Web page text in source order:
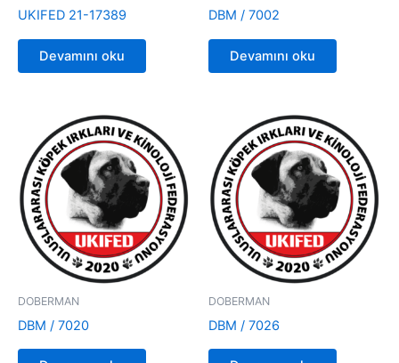
UKIFED 21-17389
Devamını oku
DBM / 7002
Devamını oku
DOBERMAN
DBM / 7020
DOBERMAN
DBM / 7026